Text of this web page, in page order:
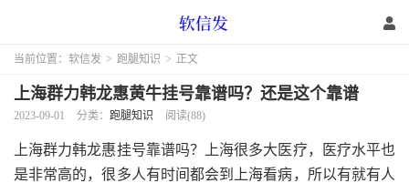
当前位置： 软信发 > 跑腿知识 > 正文
上海群力韩龙惠黄牛挂号靠谱吗？还是这个靠谱
2023-09-01 分类： 跑腿知识 阅读(88)
上海群力韩龙惠挂号靠谱吗？上海很多大医疗，医疗水平也
是非常高的，很多人有时间都会到上海看病，所以有就有人